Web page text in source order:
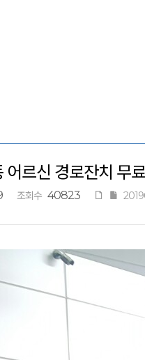
어르신 경로잔치 무
조회수 40823